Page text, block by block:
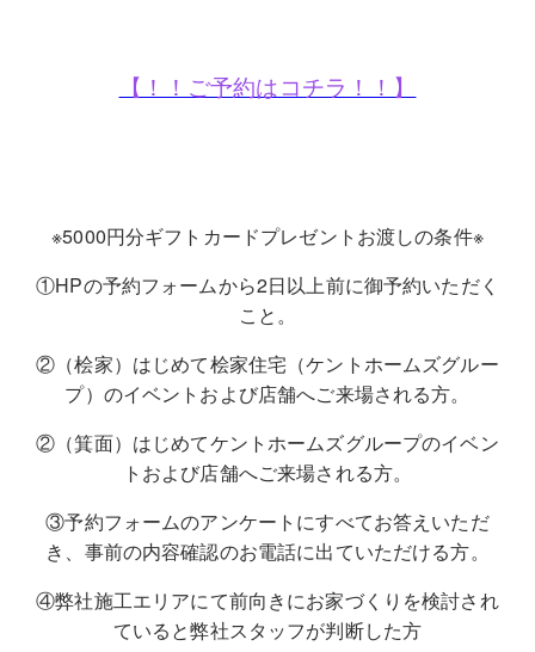
【！！ご予約はコチラ！！】
※5000円分ギフトカードプレゼントお渡しの条件※
①HPの予約フォームから2日以上前に御予約いただく
こと。
②（桧家）はじめて桧家住宅（ケントホームズグルー
プ）のイベントおよび店舗へご来場される方。
②（箕面）はじめてケントホームズグループのイベン
トおよび店舗へご来場される方。
③予約フォームのアンケートにすべてお答えいただ
き、事前の内容確認のお電話に出ていただける方。
④弊社施工エリアにて前向きにお家づくりを検討され
ていると弊社スタッフが判断した方